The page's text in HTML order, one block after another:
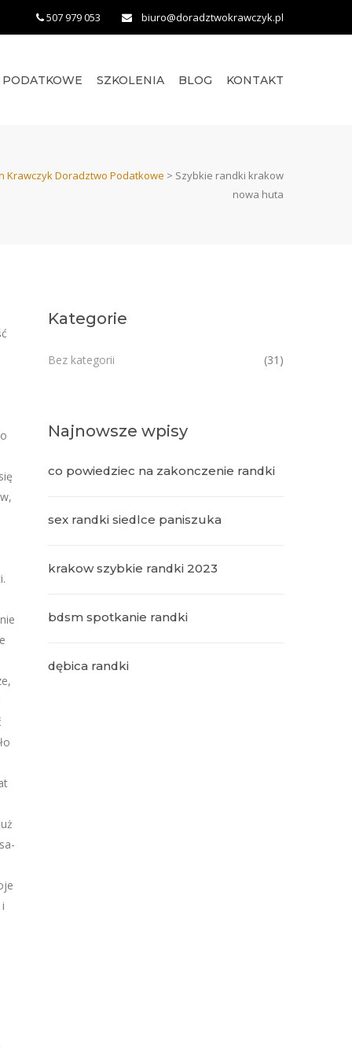
507 979 053 biuro@doradztwokrawczyk.pl
SZKOLENIA BLOG KONTAKT
Krawczyk Doradztwo Podatkowe > Szybkie randki krakow
nowa huta
Kategorie
Bez kategorii (31)
Najnowsze wpisy
co powiedziec na zakonczenie randki
sex randki siedlce paniszuka
krakow szybkie randki 2023
bdsm spotkanie randki
dębica randki